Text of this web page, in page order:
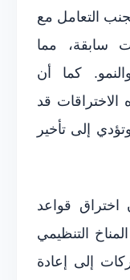
تجنب التعامل مع
سابقة، مما
كما أن
الاختراقات قد
إلى تأخير
اختراق قواعد
التنظيمي
إلى إعادة